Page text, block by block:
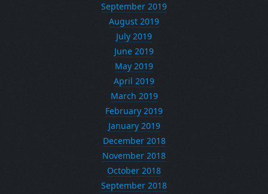
September 2019
August 2019
July 2019
June 2019
May 2019
April 2019
March 2019
February 2019
January 2019
December 2018
November 2018
October 2018
September 2018